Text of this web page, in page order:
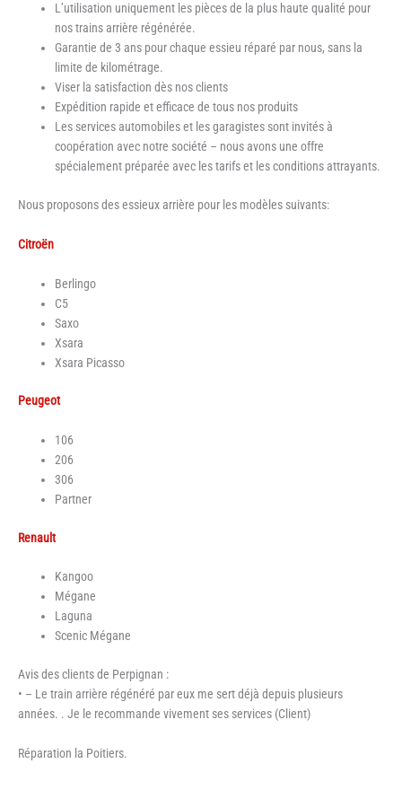
L’utilisation uniquement les pièces de la plus haute qualité pour
nos trains arrière régénérée.
Garantie de 3 ans pour chaque essieu réparé par nous, sans la
limite de kilométrage.
Viser la satisfaction dès nos clients
Expédition rapide et efficace de tous nos produits
Les services automobiles et les garagistes sont invités à
coopération avec notre société – nous avons une offre
spécialement préparée avec les tarifs et les conditions attrayants.
Nous proposons des essieux arrière pour les modèles suivants:
Citroën
Berlingo
C5
Saxo
Xsara
Xsara Picasso
Peugeot
106
206
306
Partner
Renault
Kangoo
Mégane
Laguna
Scenic Mégane
Avis des clients de Perpignan :
• – Le train arrière régénéré par eux me sert déjà depuis plusieurs
années. . Je le recommande vivement ses services (Client)
Réparation la Poitiers.